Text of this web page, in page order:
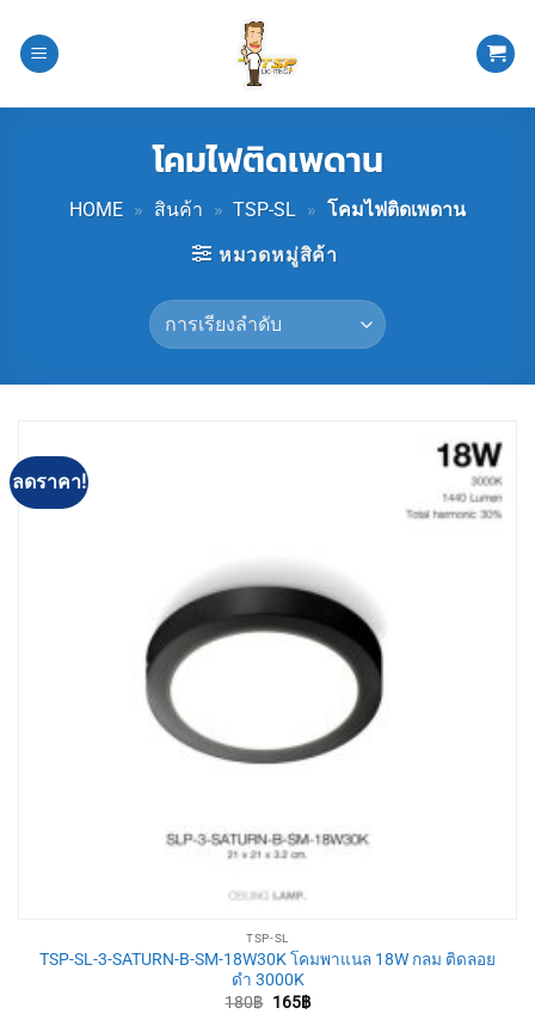
เนื้อหา
โคมไฟติดเพดาน
HOME » สินค้า » TSP-SL » โคมไฟติดเพดาน
หมวดหมู่สิค้า
ลดราคา!
TSP-SL
TSP-SL-3-SATURN-B-SM-18W30K โคมพาแนล 18W กลม ติดลอย
ดำ 3000K
180฿ Original
price
165฿Current